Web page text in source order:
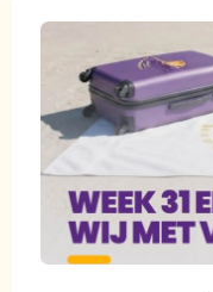
van Comeba
team wensen we
zomervakantie.
info@comeba.nl
#Zomervakantie